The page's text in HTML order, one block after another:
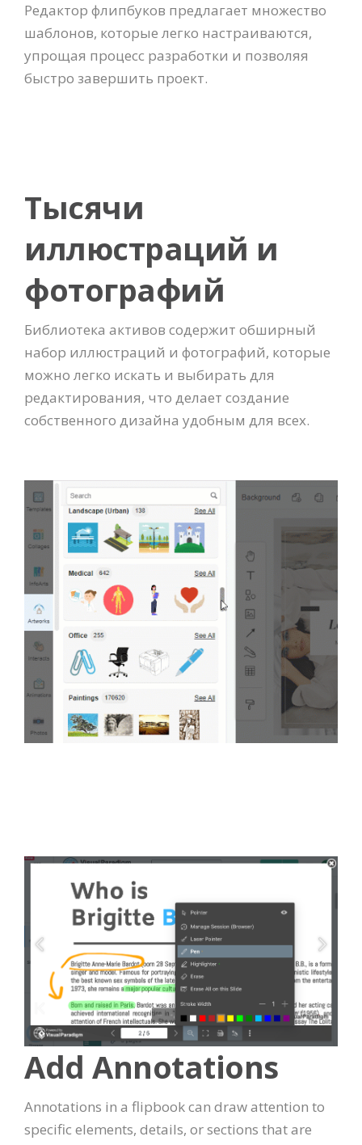
Редактор флипбуков предлагает множество
шаблонов, которые легко настраиваются,
упрощая процесс разработки и позволяя
быстро завершить проект.
Тысячи
иллюстраций и
фотографий
Библиотека активов содержит обширный
набор иллюстраций и фотографий, которые
можно легко искать и выбирать для
редактирования, что делает создание
собственного дизайна удобным для всех.
Add Annotations
Annotations in a flipbook can draw attention to
specific elements, details, or sections that are